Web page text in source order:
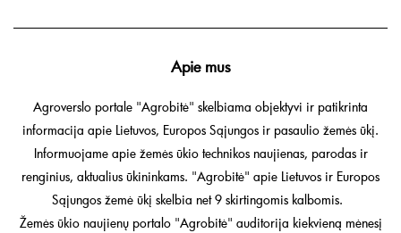
Apie mus
Agroverslo portale "Agrobitė" skelbiama objektyvi ir patikrinta
informacija apie Lietuvos, Europos Sąjungos ir pasaulio žemės ūkį.
Informuojame apie žemės ūkio technikos naujienas, parodas ir
renginius, aktualius ūkininkams. "Agrobitė" apie Lietuvos ir Europos
Sąjungos žemė ūkį skelbia net 9 skirtingomis kalbomis.
Žemės ūkio naujienų portalo "Agrobitė" auditorija kiekvieną mėnesį